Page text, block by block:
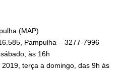
(MAP)
Pampulha – 3277-7996
às 16h
terça a domingo, das 9h às